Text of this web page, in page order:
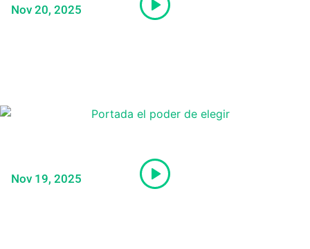
Nov 20, 2025
Nov 19, 2025
Precandidato a la Presidencia, Alex